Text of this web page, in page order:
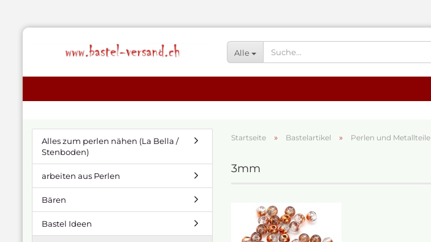
Alle
Startseite » Bastelartikel » Perlen und Metallteile
3mm
Alles zum perlen nähen (La Bella /
Stenboden)
arbeiten aus Perlen
Bären
Bastel Ideen